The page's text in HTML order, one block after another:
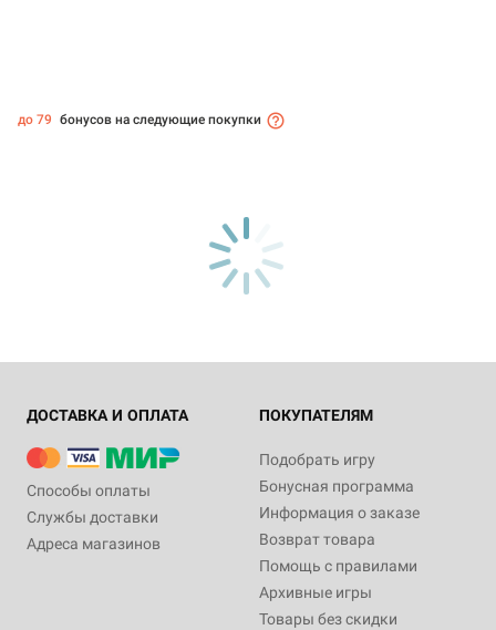
до 79 бонусов на следующие покупки
ДОСТАВКА И ОПЛАТА
Способы оплаты
Службы доставки
Адреса магазинов
ПОКУПАТЕЛЯМ
Подобрать игру
Бонусная программа
Информация о заказе
Возврат товара
Помощь с правилами
Архивные игры
Товары без скидки